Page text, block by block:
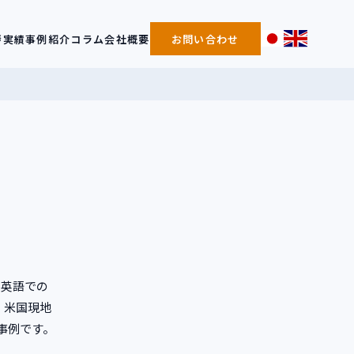
実績事例紹介コラム会社概要 お問い合わせ
語での
米国現地
です。